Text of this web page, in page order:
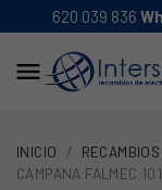
620 039 836

INICIO
CAMPANA FALMEC